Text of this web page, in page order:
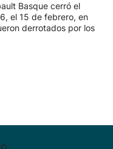
Basque cerró el
el 15 de febrero, en
derrotados por los